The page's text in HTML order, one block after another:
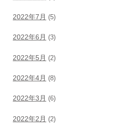
2022年7月 (5)
2022年6月 (3)
2022年5月 (2)
2022年4月 (8)
2022年3月 (6)
2022年2月 (2)